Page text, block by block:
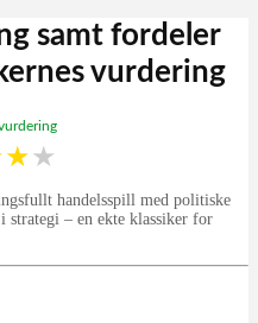
samt fordeler
vurdering
★★
handelsspill med politiske
– en ekte klassiker for